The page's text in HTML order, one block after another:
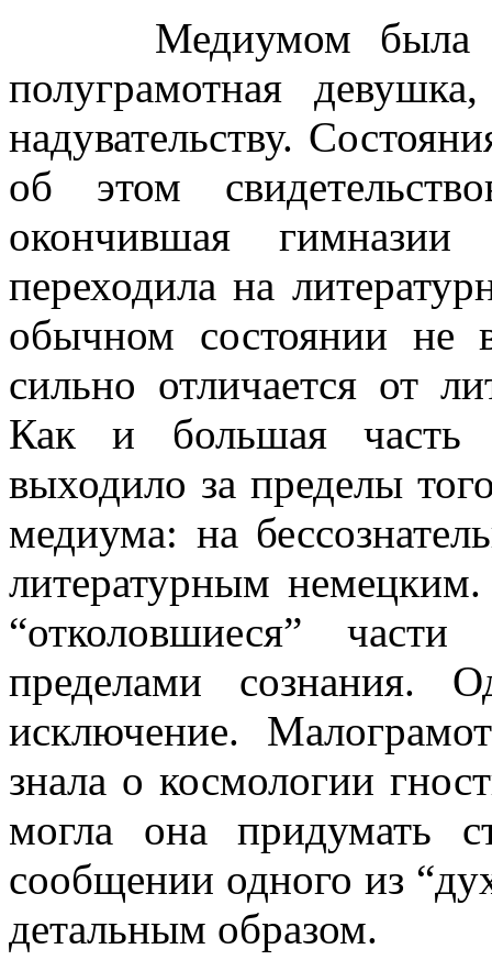
Медиумом была
полуграмотная
надувательству.
об этом
окончившая
переходила на
обычном состоянии не
сильно отличается от
Как и большая часть
выходило за пределы
медиума: на
литературным
“отколовшиеся”
пределами сознания.
исключение.
знала о космологии
могла она придумать
сообщении одного из
детальным образом.